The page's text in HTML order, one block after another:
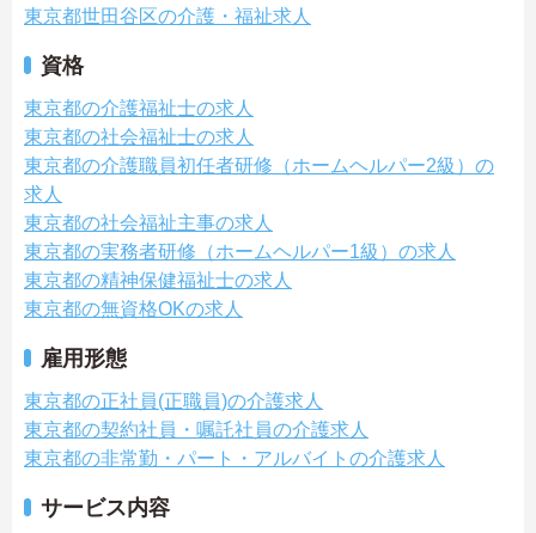
東京都世田谷区の介護・福祉求人
資格
東京都の介護福祉士の求人
東京都の社会福祉士の求人
東京都の介護職員初任者研修（ホームヘルパー2級）の
求人
東京都の社会福祉主事の求人
東京都の実務者研修（ホームヘルパー1級）の求人
東京都の精神保健福祉士の求人
東京都の無資格OKの求人
雇用形態
東京都の正社員(正職員)の介護求人
東京都の契約社員・嘱託社員の介護求人
東京都の非常勤・パート・アルバイトの介護求人
サービス内容